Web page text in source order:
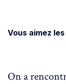
Vous aimez
On a